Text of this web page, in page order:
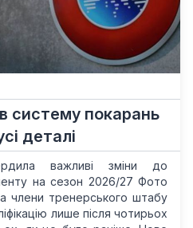
систему покарань
деталі
важливі зміни до
на сезон 2026/27 Фото
члени тренерського штабу
лише після чотирьох